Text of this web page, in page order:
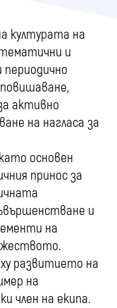
културата на
и
активно
на нагласа за
основен
принос за
и
на
развитието на
на
член на екипа.